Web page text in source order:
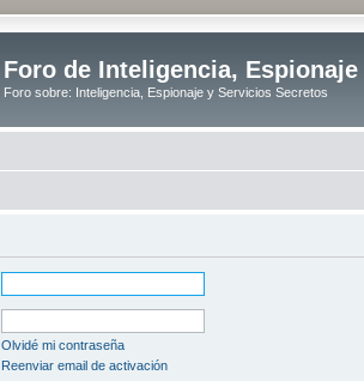
Foro de Inteligencia,
Foro sobre: Inteligencia, Espionaje y Servicios Secretos
Olvidé mi contraseña
Reenviar email de activación